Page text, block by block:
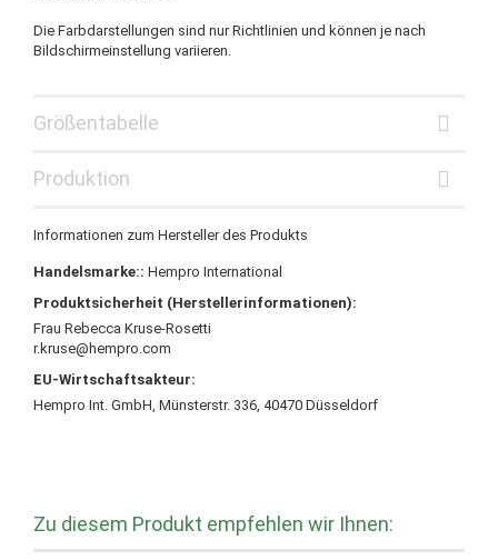
Die Farbdarstellungen sind nur Richtlinien und können je nach
Bildschirmeinstellung variieren.
Größentabelle
Produktion
Informationen zum Hersteller des Produkts
Handelsmarke:: Hempro International
Produktsicherheit (Herstellerinformationen):
Frau Rebecca Kruse-Rosetti
r.kruse@hempro.com
EU-Wirtschaftsakteur:
Hempro Int. GmbH, Münsterstr. 336, 40470 Düsseldorf
Zu diesem Produkt empfehlen wir Ihnen: